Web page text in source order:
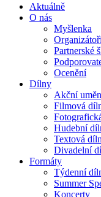
Aktuálně
O nás
Myšlenka
Partnerské
Ocenění
Dílny
Akční
Filmová
Hudební
Textová
Divadelní
Formáty
Týdenní
Summer
Koncerty